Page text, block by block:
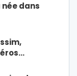
dans